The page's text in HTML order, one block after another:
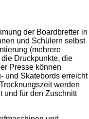
der Boardbretter in
und Schülern selbst
(mehrere
Druckpunkte, die
Presse können
und Skatebords erreicht
werden
und für den Zuschnitt